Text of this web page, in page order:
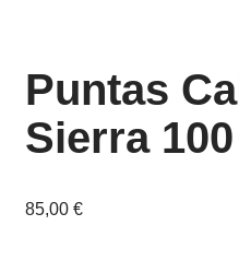
Puntas
Sierra
85,00 €